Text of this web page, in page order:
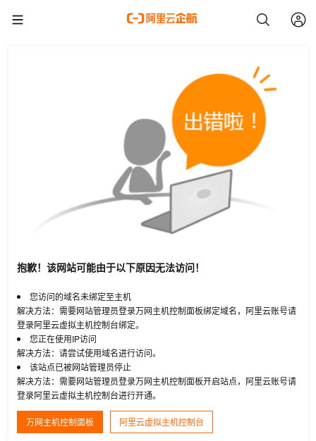
抱歉！该网站可能由于以下原因无法访问！
您访问的域名未绑定至主机
解决方法：需要网站管理员登录万网主机控制面板绑定域名，阿里云账号请
登录阿里云虚拟主机控制台绑定。
您正在使用IP访问
解决方法：请尝试使用域名进行访问。
该站点已被网站管理员停止
解决方法：需要网站管理员登录万网主机控制面板开启站点，阿里云账号请
登录阿里云虚拟主机控制台进行开通。
万网主机控制面板 阿里云虚拟主机控制台